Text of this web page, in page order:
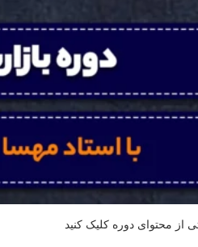
از محتوای دوره کلیک کنید